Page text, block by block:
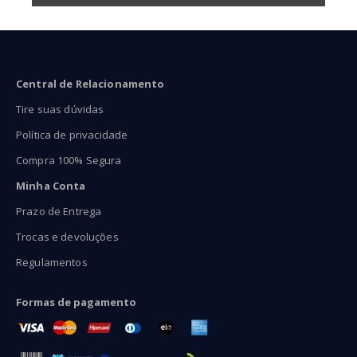
Central de Relacionamento
Tire suas dúvidas
Política de privacidade
Compra 100% Segura
Minha Conta
Prazo de Entrega
Trocas e devoluções
Regulamentos
Formas de pagamento